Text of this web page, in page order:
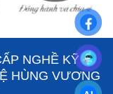
NGHỀ KỸ
HÙNG VƯƠNG